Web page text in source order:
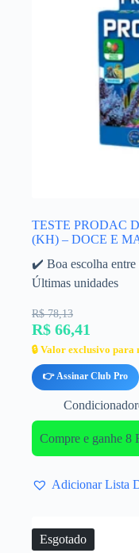
TESTE PRODAC
(KH) – DOCE E
✔️ Boa escolha entre
Últimas unidades
R$ 78,13
R$ 66,41
🔒 Valor exclusivo para
👉 Assinar Club Pro
Compre e ganhe 8
Adicionar Lista
Esgotado